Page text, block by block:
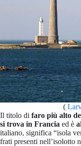
(
Il titolo di faro più alto
si trova in Francia ed è
italiano, significa “isola
frati presenti nell’isolotto